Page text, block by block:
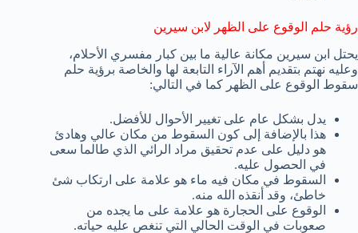
رؤية حلم الوقوع على الظهر لابن سيرين
يحتل ابن سيرين مكانة عالية ما بين كبار مفسري الأحلام،
وعليه نهتم بتقديم أهم الآراء التابعة لها والخاصة برؤية حلم
سقوط الوقوع على الظهر كما في التالي:
يدل بشكل عام على تغيير الأحوال للأفضل.
هذا بالإضافة إلى كون السقوط من مكان عالي وهادئ
هو دليل على عدم تحقيق مراد الرائي الذي طالما سعى
في الحصول عليه.
السقوط في مكان فيه ماء هو علامة على ارتكاب شئ
خاطئ، وقد أنقذه الله منه.
الوقوع على الحجارة هو علامة على ما يجده من
صعوبات في الوقت الحالي التي تنغص عليه حياته.